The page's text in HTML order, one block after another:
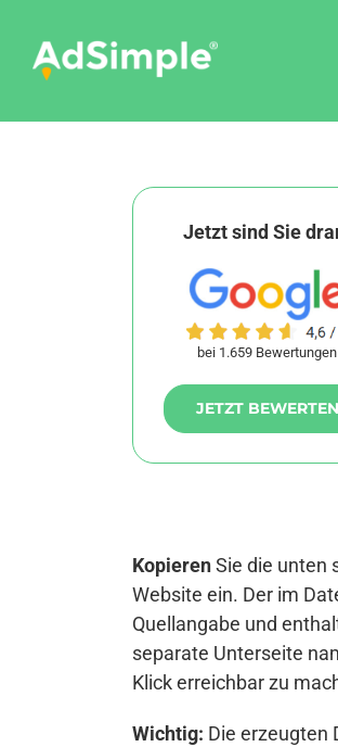
content
Jetzt sind Sie
bei 1.659 Bewertungen
JETZT BEWERTEN
KopierenSie die unten
Website ein. Der im
Quellangabe und
separate Unterseite
Klick erreichbar zu
Wichtig: Die erzeugten